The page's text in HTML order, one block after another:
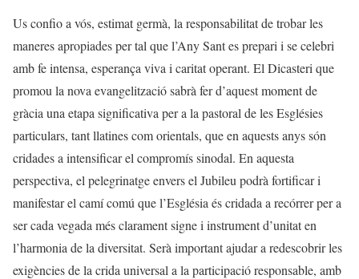
Us confio a vós, estimat germà, la responsabilitat de trobar les
maneres apropiades per tal que l’Any Sant es prepari i se celebri
amb fe intensa, esperança viva i caritat operant. El Dicasteri que
promou la nova evangelització sabrà fer d’aquest moment de
gràcia una etapa significativa per a la pastoral de les Esglésies
particulars, tant llatines com orientals, que en aquests anys són
cridades a intensificar el compromís sinodal. En aquesta
perspectiva, el pelegrinatge envers el Jubileu podrà fortificar i
manifestar el camí comú que l’Església és cridada a recórrer per a
ser cada vegada més clarament signe i instrument d’unitat en
l’harmonia de la diversitat. Serà important ajudar a redescobrir les
exigències de la crida universal a la participació responsable, amb